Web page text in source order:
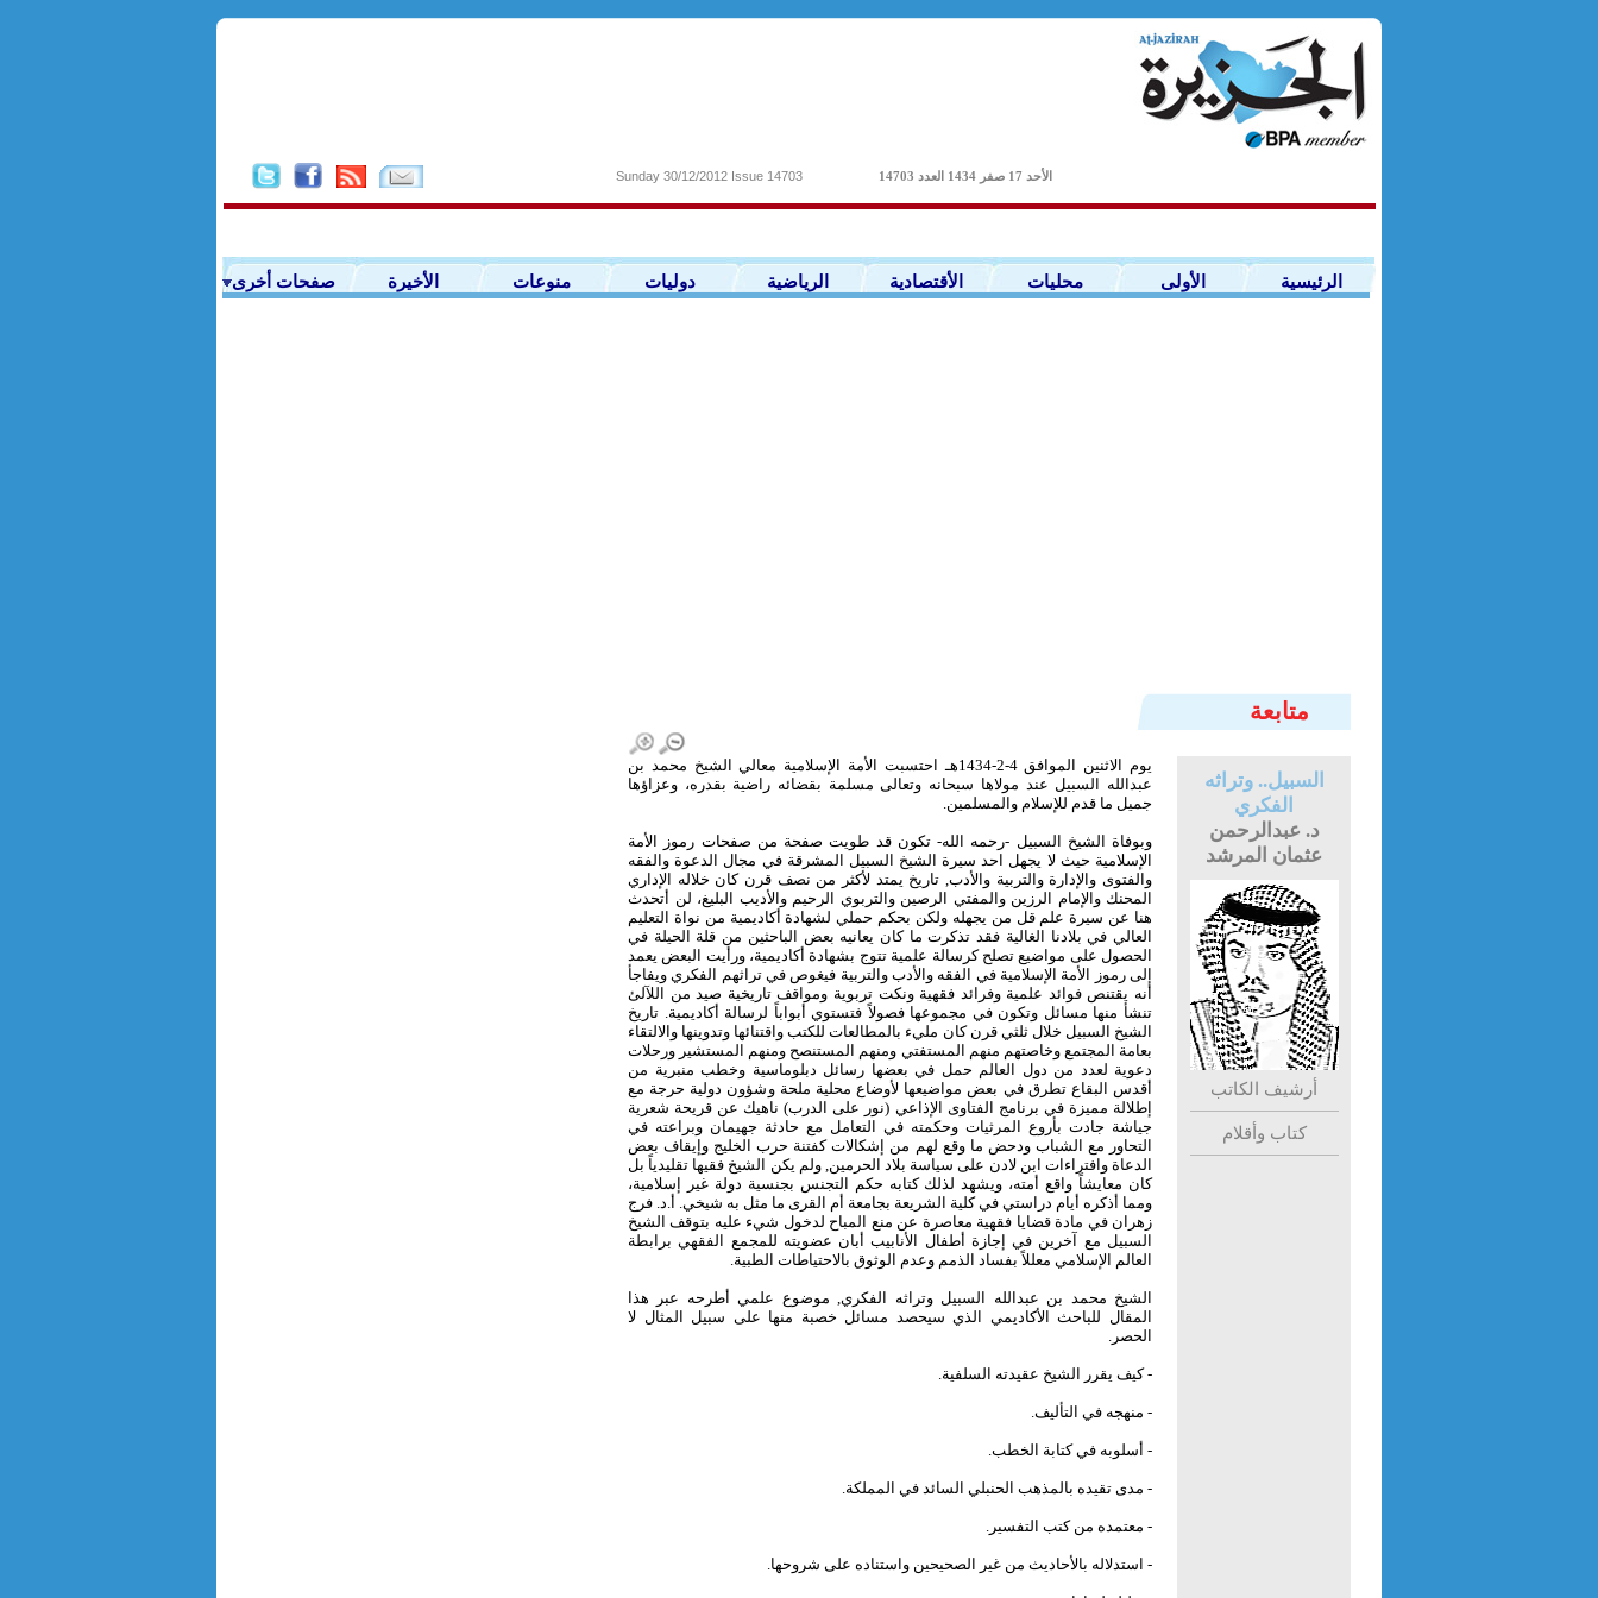
Sunday 30/12/2012 Issue 14703 14703 الأحد 17 صفر 1434 العدد
صفحات أخرى الأخيرة منوعات دوليات الرياضية الأقتصادية محليات الأولى الرئيسية
متابعة
يوم الاثنين الموافق 4-2-1434هـ احتسبت الأمة الإسلامية معالي الشيخ محمد بن
عبدالله السبيل عند مولاها سبحانه وتعالى مسلمة بقضائه راضية بقدره، وعزاؤها
جميل ما قدم للإسلام والمسلمين.
وبوفاة الشيخ السبيل -رحمه الله- تكون قد طويت صفحة من صفحات رموز الأمة
الإسلامية حيث لا يجهل احد سيرة الشيخ السبيل المشرقة في مجال الدعوة والفقه
والفتوى والإدارة والتربية والأدب, تاريخ يمتد لأكثر من نصف قرن كان خلاله الإداري
المحنك والإمام الرزين والمفتي الرصين والتربوي الرحيم والأديب البليغ، لن أتحدث
هنا عن سيرة علم قل من يجهله ولكن بحكم حملي لشهادة أكاديمية من نواة التعليم
العالي في بلادنا الغالية فقد تذكرت ما كان يعانيه بعض الباحثين من قلة الحيلة في
الحصول على مواضيع تصلح كرسالة علمية تتوج بشهادة أكاديمية، ورأيت البعض يعمد
إلى رموز الأمة الإسلامية في الفقه والأدب والتربية فيغوص في تراثهم الفكري ويفاجأ
أنه يقتنص فوائد علمية وفرائد فقهية ونكت تربوية ومواقف تاريخية صيد من اللآلئ
تنشأ منها مسائل وتكون في مجموعها فصولاً فتستوي أبواباً لرسالة أكاديمية. تاريخ
الشيخ السبيل خلال ثلثي قرن كان مليء بالمطالعات للكتب واقتنائها وتدوينها والالتقاء
بعامة المجتمع وخاصتهم منهم المستفتي ومنهم المستنصح ومنهم المستشير ورحلات
دعوية لعدد من دول العالم حمل في بعضها رسائل دبلوماسية وخطب منبرية من
أقدس البقاع تطرق في بعض مواضيعها لأوضاع محلية ملحة وشؤون دولية حرجة مع
إطلالة مميزة في برنامج الفتاوى الإذاعي (نور على الدرب) ناهيك عن قريحة شعرية
جياشة جادت بأروع المرثيات وحكمته في التعامل مع حادثة جهيمان وبراعته في
التحاور مع الشباب ودحض ما وقع لهم من إشكالات كفتنة حرب الخليج وإيقاف بعض
الدعاة وافتراءات ابن لادن على سياسة بلاد الحرمين, ولم يكن الشيخ فقيها تقليدياً بل
كان معايشاً واقع أمته، ويشهد لذلك كتابه حكم التجنس بجنسية دولة غير إسلامية،
ومما أذكره أيام دراستي في كلية الشريعة بجامعة أم القرى ما مثل به شيخي. أ.د. فرج
زهران في مادة قضايا فقهية معاصرة عن منع المباح لدخول شيء عليه بتوقف الشيخ
السبيل مع آخرين في إجازة أطفال الأنابيب أبان عضويته للمجمع الفقهي برابطة
العالم الإسلامي معللاً بفساد الذمم وعدم الوثوق بالاحتياطات الطبية.
الشيخ محمد بن عبدالله السبيل وتراثه الفكري, موضوع علمي أطرحه عبر هذا
المقال للباحث الأكاديمي الذي سيحصد مسائل خصبة منها على سبيل المثال لا
الحصر.
- كيف يقرر الشيخ عقيدته السلفية.
- منهجه في التأليف.
- أسلوبه في كتابة الخطب.
- مدى تقيده بالمذهب الحنبلي السائد في المملكة.
- معتمده من كتب التفسير.
- استدلاله بالأحاديث من غير الصحيحين واستناده على شروحها.
السبيل.. وتراثه
الفكري
د. عبدالرحمن
عثمان المرشد
أرشيف الكاتب
كتاب وأقلام